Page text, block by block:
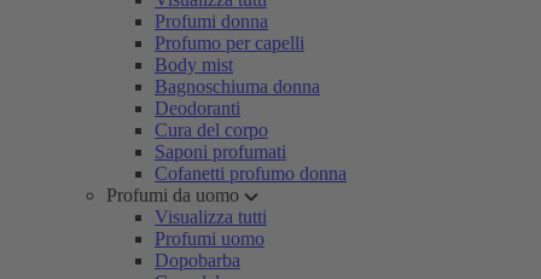
Profumi donna
Profumo per capelli
Body mist
Bagnoschiuma donna
Deodoranti
Cura del corpo
Saponi profumati
Cofanetti profumo donna
Profumi da uomo
Visualizza tutti
Profumi uomo
Dopobarba